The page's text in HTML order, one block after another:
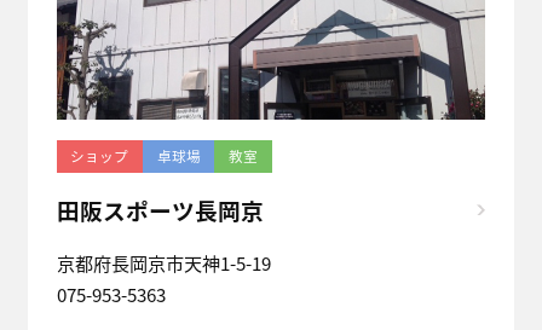
ショップ 卓球場 教室
田阪スポーツ長岡京
京都府長岡京市天神1-5-19
075-953-5363